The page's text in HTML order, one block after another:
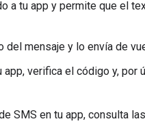
a tu app y permite que el
mensaje y lo envía de
verifica el código y,
SMS en tu app, consulta